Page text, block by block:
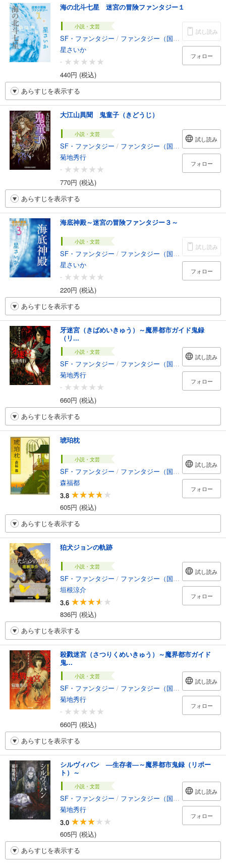
海の北斗七星 迷宮の冒険ファンタジー１
小説・文芸
SF・ファンタジー / ファンタジー（国内）
星さいか
-
440円 (税込)
試し読み
フォロー
あらすじを表示する
大江山異聞 鬼童子（きどうじ）
小説・文芸
SF・ファンタジー / ファンタジー（国内）
菊地秀行
-
770円 (税込)
試し読み
フォロー
あらすじを表示する
海底神殿～迷宮の冒険ファンタジー３～
小説・文芸
SF・ファンタジー / ファンタジー（国内）
星さいか
-
220円 (税込)
試し読み
フォロー
あらすじを表示する
牙迷宮（きばめいきゅう）～魔界都市ガイド鬼録
（リ...
小説・文芸
SF・ファンタジー / ファンタジー（国内）
菊地秀行
-
660円 (税込)
試し読み
フォロー
あらすじを表示する
琥珀枕
小説・文芸
SF・ファンタジー / ファンタジー（国内）
森福都
3.8
605円 (税込)
試し読み
フォロー
あらすじを表示する
狛犬ジョンの軌跡
小説・文芸
SF・ファンタジー / ファンタジー（国内）
垣根涼介
3.6
836円 (税込)
試し読み
フォロー
あらすじを表示する
殺戮迷宮（さつりくめいきゅう）～魔界都市ガイド
鬼...
小説・文芸
SF・ファンタジー / ファンタジー（国内）
菊地秀行
-
660円 (税込)
試し読み
フォロー
あらすじを表示する
シルヴィバン ―生存者―～魔界都市鬼録（リポー
ト）～
小説・文芸
SF・ファンタジー / ファンタジー（国内）
菊地秀行
3.0
605円 (税込)
試し読み
フォロー
あらすじを表示する